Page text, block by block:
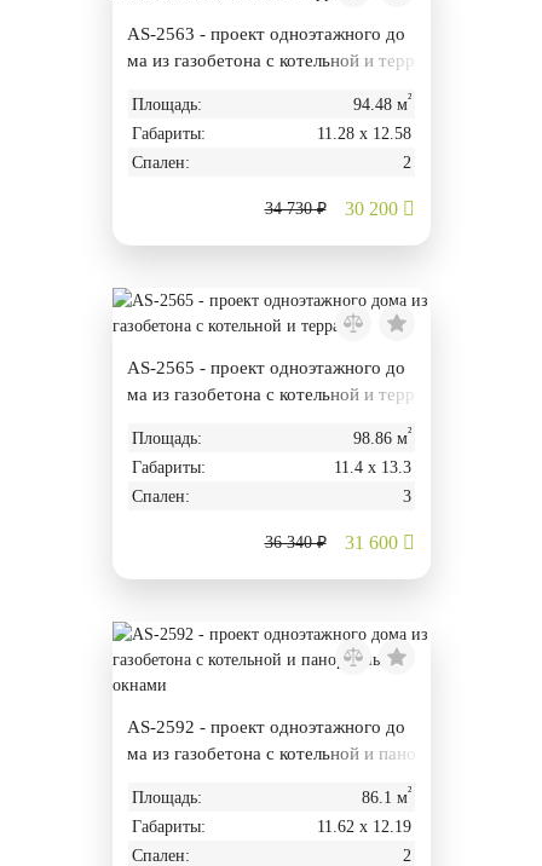
AS-2563 - проект одноэтажного до
ма из газобетона с котельной и терр
Площадь: 94.48 м²
Габариты:
11.28 х 12.58
Спален:
2
34 730 ₽ 30 200
AS-2565 - проект одноэтажного до
ма из газобетона с котельной и терр
Площадь: 98.86 м²
Габариты:
11.4 х 13.3
Спален:
3
36 340 ₽ 31 600
AS-2592 - проект одноэтажного до
ма из газобетона с котельной и пано
Площадь: 86.1 м²
Габариты:
11.62 х 12.19
Спален:
2